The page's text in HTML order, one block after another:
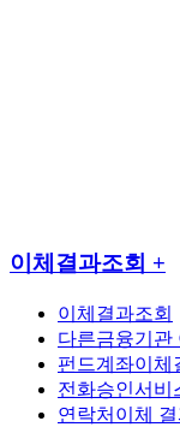
이체결과조회 +
이체결과조회
다른금융기관
펀드계좌이체
전화승인서비
연락처이체 결